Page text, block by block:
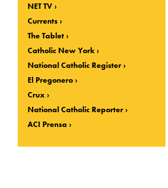
NET TV
Currents
The Tablet
Catholic New York
National Catholic Register
El Pregonero
Crux
National Catholic Reporter
ACI Prensa